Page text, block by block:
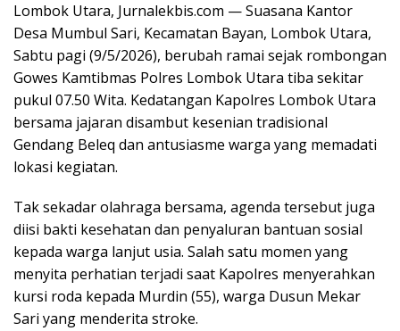
Lombok Utara, Jurnalekbis.com — Suasana Kantor
Desa Mumbul Sari, Kecamatan Bayan, Lombok Utara,
Sabtu pagi (9/5/2026), berubah ramai sejak rombongan
Gowes Kamtibmas Polres Lombok Utara tiba sekitar
pukul 07.50 Wita. Kedatangan Kapolres Lombok Utara
bersama jajaran disambut kesenian tradisional
Gendang Beleq dan antusiasme warga yang memadati
lokasi kegiatan.
Tak sekadar olahraga bersama, agenda tersebut juga
diisi bakti kesehatan dan penyaluran bantuan sosial
kepada warga lanjut usia. Salah satu momen yang
menyita perhatian terjadi saat Kapolres menyerahkan
kursi roda kepada Murdin (55), warga Dusun Mekar
Sari yang menderita stroke.